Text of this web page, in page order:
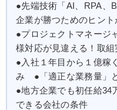
●先端技術「AI、RPA、
企業が勝つためのヒント
●プロジェクトマネー
様対応が見違える！取組
●入社１年目から１億稼
み ●「適正な業務量」
●地方企業でも初任給
できる会社の条件